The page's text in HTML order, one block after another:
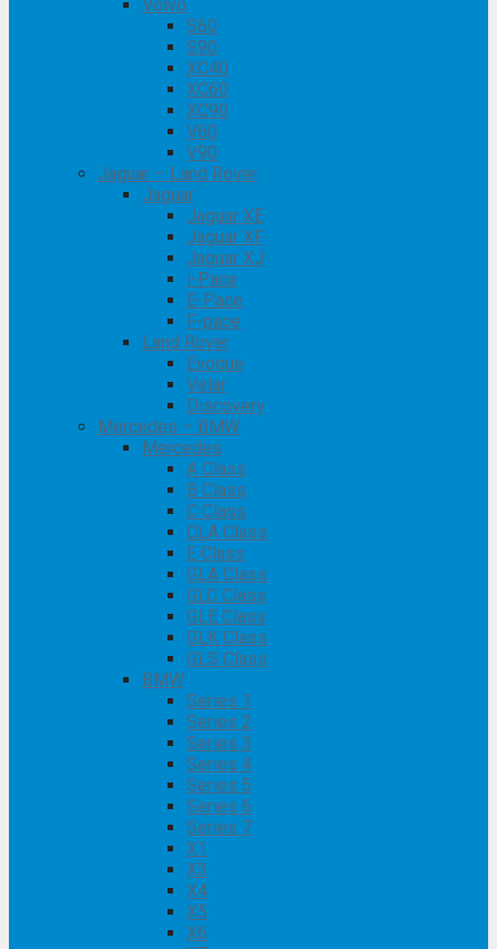
Volvo
S60
S90
XC40
XC60
XC90
V60
V90
Jaguar – Land Rover
Jaguar
Jaguar XE
Jaguar XF
Jaguar XJ
i-Pace
E-Pace
F-pace
Land Rover
Evoque
Velar
Discovery
Mercedes – BMW
Mercedes
A Class
B Class
C Class
CLA Class
E Class
GLA Class
GLC Class
GLE Class
GLK Class
GLS Class
BMW
Series 1
Series 2
Series 3
Series 4
Series 5
Series 6
Series 7
X1
X3
X4
X5
X6